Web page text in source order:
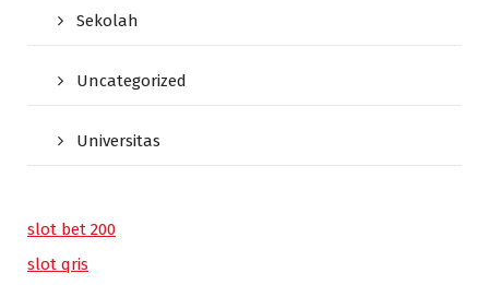
Sekolah
Uncategorized
Universitas
slot bet 200
slot qris